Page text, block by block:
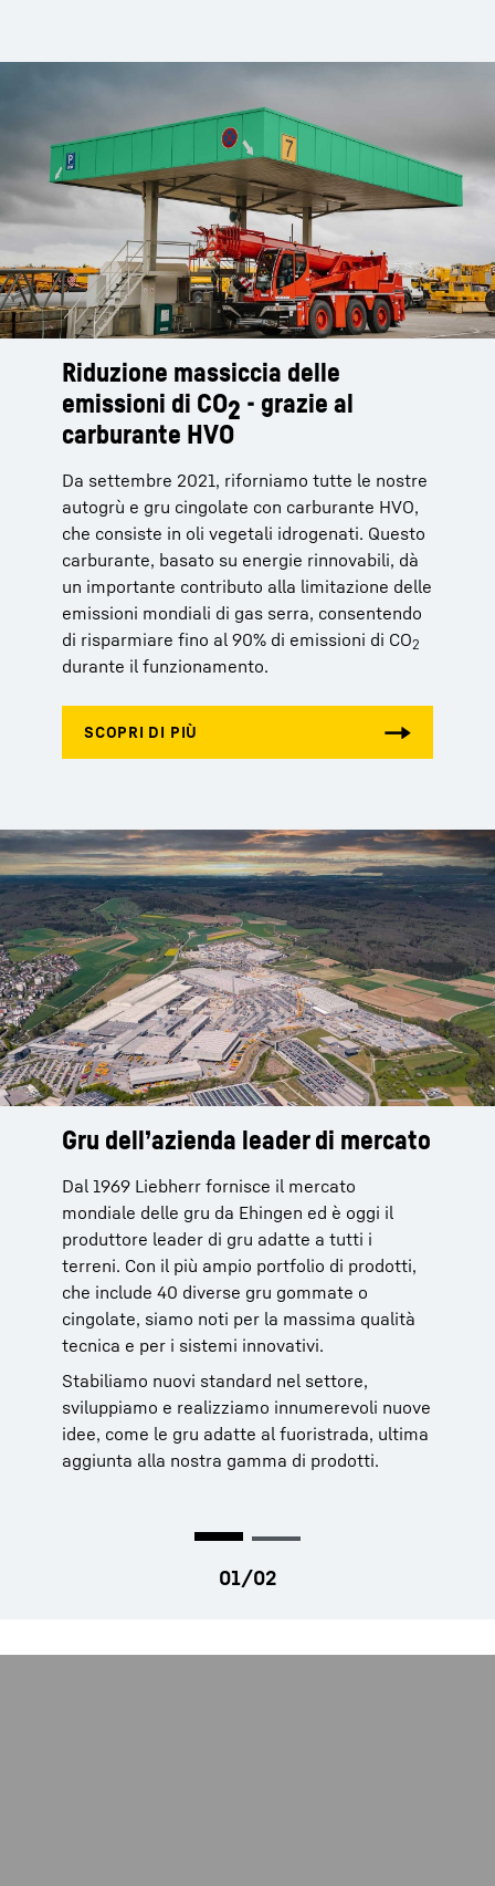
Riduzione massiccia delle
emissioni di CO2 - grazie al
carburante HVO
Da settembre 2021, riforniamo tutte le nostre
autogrù e gru cingolate con carburante HVO,
che consiste in oli vegetali idrogenati. Questo
carburante, basato su energie rinnovabili, dà
un importante contributo alla limitazione delle
emissioni mondiali di gas serra, consentendo
di risparmiare fino al 90% di emissioni di CO2
durante il funzionamento.
Gru dell’azienda leader di mercato
Dal 1969 Liebherr fornisce il mercato
mondiale delle gru da Ehingen ed è oggi il
produttore leader di gru adatte a tutti i
terreni. Con il più ampio portfolio di prodotti,
che include 40 diverse gru gommate o
cingolate, siamo noti per la massima qualità
tecnica e per i sistemi innovativi.
Stabiliamo nuovi standard nel settore,
sviluppiamo e realizziamo innumerevoli nuove
idee, come le gru adatte al fuoristrada, ultima
aggiunta alla nostra gamma di prodotti.
Servizio di assistenza affidabile
Le gru di Liebherr sono affidabili. Per il
servizio di assistenza clienti sui nostri
prodotti, potete contare sulla nostra rete
mondiale dotata di oltre 80 sedi proprie in 35
Paesi, che esiste dal 1949 e si basa su 70 anni
di esperienza.
Oltre il 95% dei pezzi di ricambio è disponibile
entro 24 ore. Queste prestazioni
incrementano il tempo di esercizio della
vostra gru e vi facilitano il lavoro.